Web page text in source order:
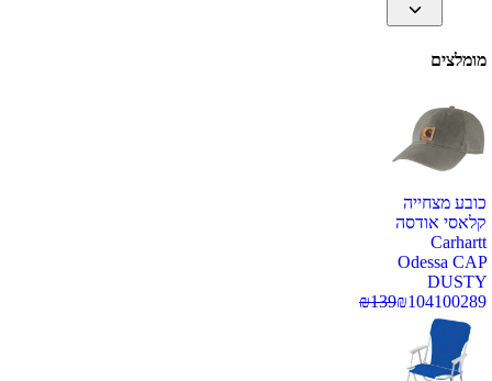
מומלצים
כובע מצחייה
קלאסי אודסה
Carhartt
Odessa CAP
DUSTY
100289
₪104
₪139